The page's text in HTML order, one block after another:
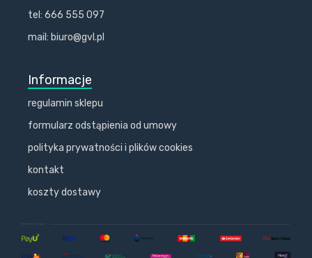
tel: 666 555 097
mail: biuro@gvl.pl
Informacje
regulamin sklepu
formularz odstąpienia od umowy
polityka prywatności i plików cookies
kontakt
koszty dostawy